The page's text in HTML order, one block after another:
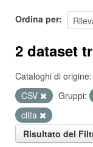
Ordina per
2 dataset
Cataloghi di origine:
CSV
Gruppi:
citta
Risultato del